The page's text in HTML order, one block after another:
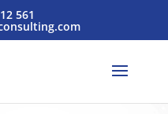
561